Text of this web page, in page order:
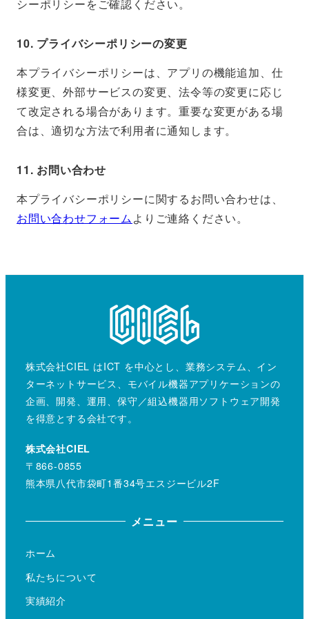
シーポリシーをご確認ください。
10. プライバシーポリシーの変更
本プライバシーポリシーは、アプリの機能追加、仕
様変更、外部サービスの変更、法令等の変更に応じ
て改定される場合があります。重要な変更がある場
合は、適切な方法で利用者に通知します。
11. お問い合わせ
本プライバシーポリシーに関するお問い合わせは、
お問い合わせフォームよりご連絡ください。
株式会社CIEL はICT を中心とし、業務システム、イン
ターネットサービス、モバイル機器アプリケーションの
企画、開発、運用、保守／組込機器用ソフトウェア開発
を得意とする会社です。
株式会社CIEL
〒866-0855
熊本県八代市袋町1番34号エスジービル2F
メニュー
ホーム
私たちについて
実績紹介